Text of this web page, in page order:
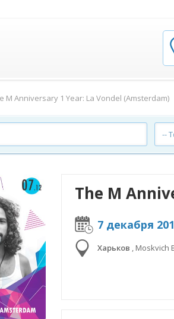
M Anniversary 1 Year: La Vondel (Amsterdam)
--
The M
7 декабря
Харьков , Moskvich